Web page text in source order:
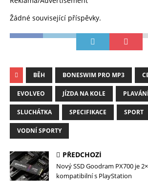
Žádné související příspěvky.
BĚH BONESWIM PRO MP3
EVOLVEO JÍZDA NA KOLE PLAVÁNÍ
SLUCHÁTKA SPECIFIKACE SPORT
VODNÍ SPORTY
PŘEDCHOZÍ
Nový SSD Goodram PX700 je
kompatibilní s PlayStation